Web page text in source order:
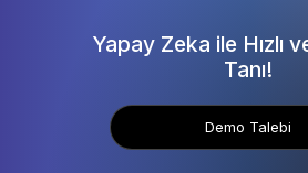
Yapay Zeka ile Hızlı
Tanı!
Demo Talebi